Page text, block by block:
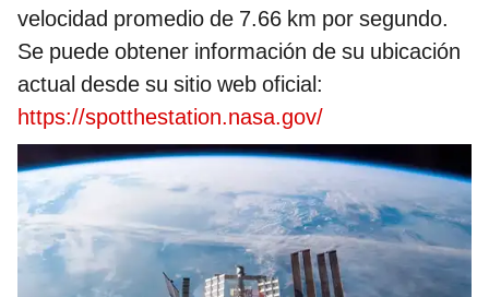
velocidad promedio de 7.66 km por segundo.
Se puede obtener información de su ubicación
actual desde su sitio web oficial:
https://spotthestation.nasa.gov/